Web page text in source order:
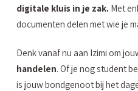
digitale kluis in je zak.Met
documenten delen met wie je
Denk vanaf nu aan Izimi om
handelen. Of je nog student
is jouw bondgenoot bij het